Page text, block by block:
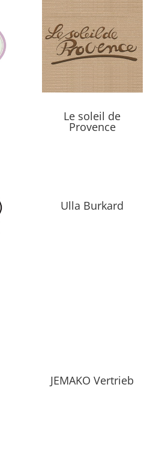
Le soleil de
Provence
Ulla Burkard
JEMAKO Vertrieb